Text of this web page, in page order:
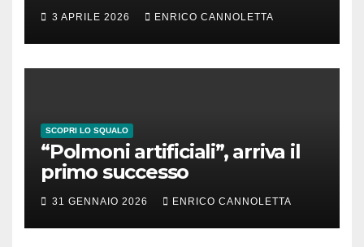
3 APRILE 2026 ENRICO CANNOLETTA
SCOPRI LO SQUALO
“Polmoni artificiali”, arriva il
primo successo
31 GENNAIO 2026 ENRICO CANNOLETTA